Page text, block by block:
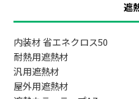
遮
内装材 省エネクロス50
耐熱用遮熱材
汎用遮熱材
屋外用遮熱材